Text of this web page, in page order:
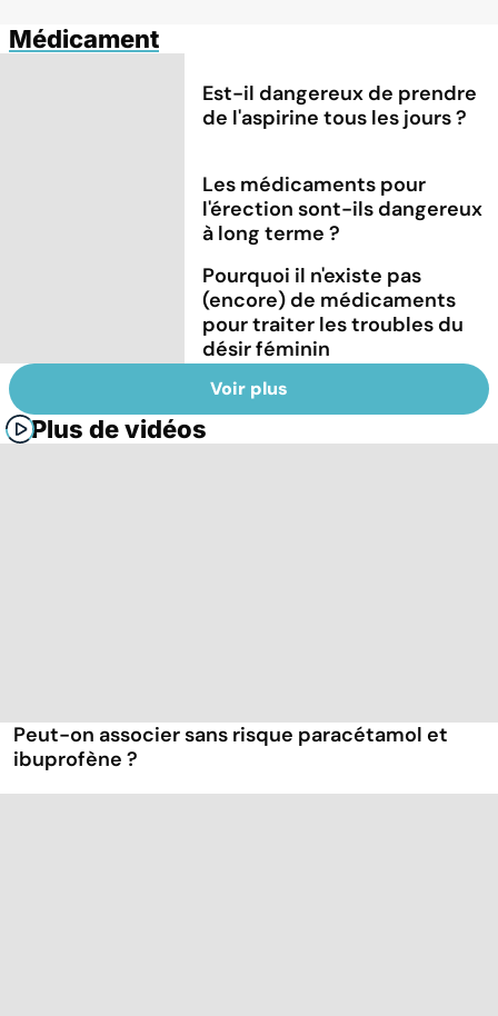
Médicament
Est-il dangereux de prendre
de l'aspirine tous les jours ?
Les médicaments pour
l'érection sont-ils dangereux
à long terme ?
Pourquoi il n'existe pas
(encore) de médicaments
pour traiter les troubles du
désir féminin
Voir plus
Plus de vidéos
Peut-on associer sans risque paracétamol et
ibuprofène ?